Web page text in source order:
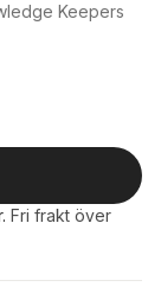
Keepers
. Fri frakt över